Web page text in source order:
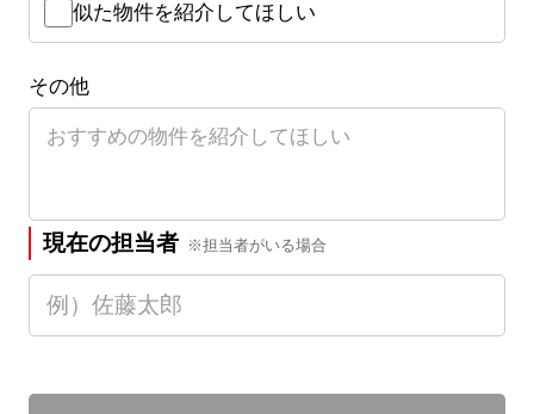
似た物件を紹介してほしい
その他
現在の担当者 ※担当者がいる場合